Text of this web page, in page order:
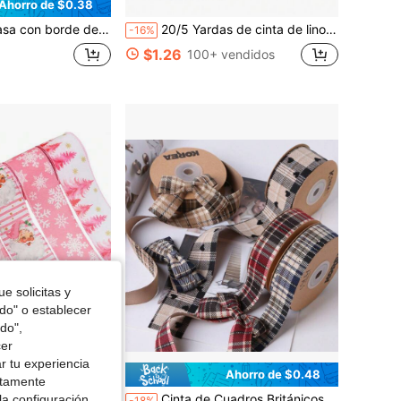
de $0.38
para decoración de flores, lazos DIY, accesorios para el cabello, sombreros de paja, cajas de regalo y ropa -16% 20/5 Yardas de cinta de lino con borde de alambre - Material de poliéster, adecuado para envolver regalos, lazos, coronas y decoraciones de árboles de Navidad - Disponible en varios tamaños y colores. Ideal para regalos de mujer, regalos del Día de la Madre, flores, estambres, proyectos DIY, decoración de habitaciones, decoración de dormitorios, plantas, decoración de bodas, etc.
$1.26 100+ vendidos
Ahorro de $0.48
solicitas y
o establecer
tu experiencia